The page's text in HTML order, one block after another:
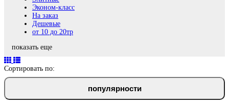
Эконом-класс
На заказ
Дешевые
от 10 до 20тр
показать еще
Сортировать по:
популярности